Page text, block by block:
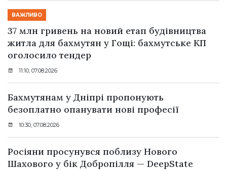
ВАЖЛИВО
37 млн гривень на новий етап будівництва
житла для бахмутян у Гощі: бахмутське КП
оголосило тендер
11:10, 07.08.2026
Бахмутянам у Дніпрі пропонують
безоплатно опанувати нові професії
10:30, 07.08.2026
Росіяни просунувся поблизу Нового
Шахового у бік Добропілля — DeepState